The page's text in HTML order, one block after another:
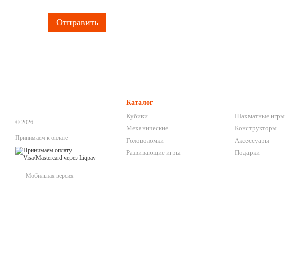
Отправить
© 2026
Принимаем к оплате
Мобильная версия
Каталог
Кубики
Механические
Головоломки
Развивающие игры
Шахматные игры
Конструкторы
Аксессуары
Подарки